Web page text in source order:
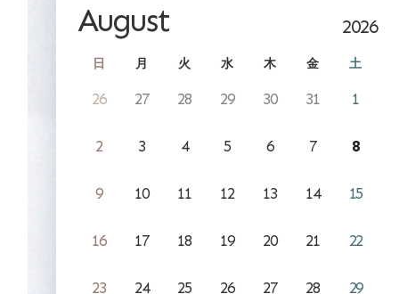
August 2026
日 月 火 水 木 金 土
26 27 28 29 30 31 1
2 3 4 5 6 7 8
9 10 11 12 13 14 15
16 17 18 19 20 21 22
23 24 25 26 27 28 29